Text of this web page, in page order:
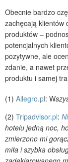
Obecnie bardzo
zachęcają klientów
produktów –
potencjalnych
pozytywne, ale
zdanie, a nawet
produktu i samej
(1) Allegro.pl: W
(2) Tripadvisor.pl:
hotelu jedną noc,
zmierzono mi
miła i szybka